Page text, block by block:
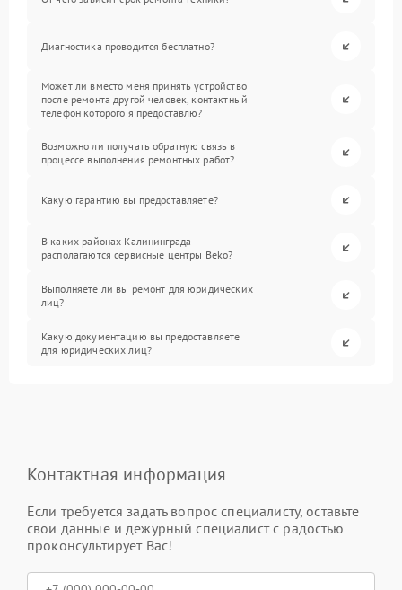
Диагностика проводится бесплатно?
Может ли вместо меня принять устройство
после ремонта другой человек, контактный
телефон которого я предоставлю?
Возможно ли получать обратную связь в
процессе выполнения ремонтных работ?
Какую гарантию вы предоставляете?
В каких районах Калининграда
располагаются сервисные центры Beko?
Выполняете ли вы ремонт для юридических
лиц?
Какую документацию вы предоставляете
для юридических лиц?
Контактная информация
Если требуется задать вопрос специалисту, оставьте
свои данные и дежурный специалист с радостью
проконсультирует Вас!